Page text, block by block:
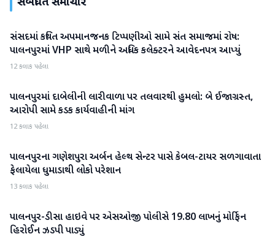
બનાસકાંઠા
સંસદમાં કથિત અપમાનજનક ટિપ્પણીઓ સામે સંત સમાજમાં રોષ:
પાલનપુરમાં VHP સાથે મળીને અધિક કલેક્ટરને આવેદનપત્ર આપ્યું
12 કલાક પહેલા
બનાસકાંઠા
પાલનપુરમાં દાબેલીની લારીવાળા પર તલવારથી હુમલો: બે ઈજાગ્રસ્ત,
આરોપી સામે કડક કાર્યવાહીની માંગ
12 કલાક પહેલા
બનાસકાંઠા
પાલનપુરના ગણેશપુરા અર્બન હેલ્થ સેન્ટર પાસે કેબલ-ટાયર સળગાવાતા
ફેલાયેલા ધુમાડાથી લોકો પરેશાન
13 કલાક પહેલા
બનાસકાંઠા
પાલનપુર-ડીસા હાઇવે પર એસઓજી પોલીસે 19.80 લાખનું મોર્ફિન
હિરોઈન ઝડપી પાડ્યું